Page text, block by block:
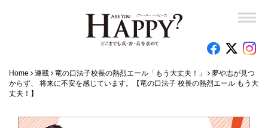
Home 連載 竜の口法子校長の熱烈エール「もう大丈夫！」
夢や志が見つ
からず、 将来に不安を感じています。【竜の口法子 校長の熱烈エール もう大
丈夫！】